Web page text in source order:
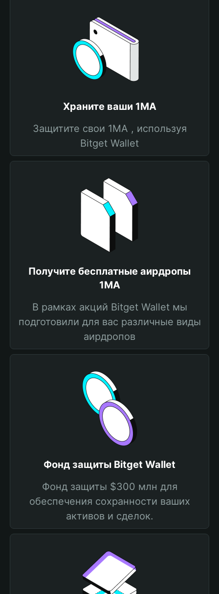
Храните ваши 1MA
Защитите свои 1MA , используя
Bitget Wallet
Получите бесплатные аирдропы
1MA
В рамках акций Bitget Wallet мы
подготовили для вас различные виды
аирдропов
Фонд защиты Bitget Wallet
Фонд защиты $300 млн для
обеспечения сохранности ваших
активов и сделок.